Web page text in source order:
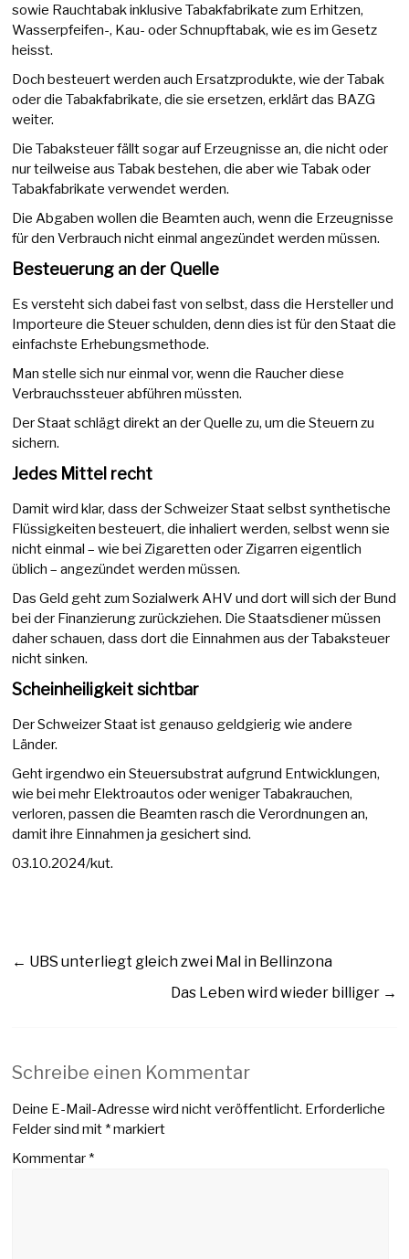
sowie Rauchtabak inklusive Tabakfabrikate zum Erhitzen,
Wasserpfeifen-, Kau- oder Schnupftabak, wie es im Gesetz
heisst.
Doch besteuert werden auch Ersatzprodukte, wie der Tabak
oder die Tabakfabrikate, die sie ersetzen, erklärt das BAZG
weiter.
Die Tabaksteuer fällt sogar auf Erzeugnisse an, die nicht oder
nur teilweise aus Tabak bestehen, die aber wie Tabak oder
Tabakfabrikate verwendet werden.
Die Abgaben wollen die Beamten auch, wenn die Erzeugnisse
für den Verbrauch nicht einmal angezündet werden müssen.
Besteuerung an der Quelle
Es versteht sich dabei fast von selbst, dass die Hersteller und
Importeure die Steuer schulden, denn dies ist für den Staat die
einfachste Erhebungsmethode.
Man stelle sich nur einmal vor, wenn die Raucher diese
Verbrauchssteuer abführen müssten.
Der Staat schlägt direkt an der Quelle zu, um die Steuern zu
sichern.
Jedes Mittel recht
Damit wird klar, dass der Schweizer Staat selbst synthetische
Flüssigkeiten besteuert, die inhaliert werden, selbst wenn sie
nicht einmal – wie bei Zigaretten oder Zigarren eigentlich
üblich – angezündet werden müssen.
Das Geld geht zum Sozialwerk AHV und dort will sich der Bund
bei der Finanzierung zurückziehen. Die Staatsdiener müssen
daher schauen, dass dort die Einnahmen aus der Tabaksteuer
nicht sinken.
Scheinheiligkeit sichtbar
Der Schweizer Staat ist genauso geldgierig wie andere
Länder.
Geht irgendwo ein Steuersubstrat aufgrund Entwicklungen,
wie bei mehr Elektroautos oder weniger Tabakrauchen,
verloren, passen die Beamten rasch die Verordnungen an,
damit ihre Einnahmen ja gesichert sind.
03.10.2024/kut.
← UBS unterliegt gleich zwei Mal in Bellinzona
Das Leben wird wieder billiger →
Schreibe einen Kommentar
Deine E-Mail-Adresse wird nicht veröffentlicht. Erforderliche
Felder sind mit*markiert
Kommentar*